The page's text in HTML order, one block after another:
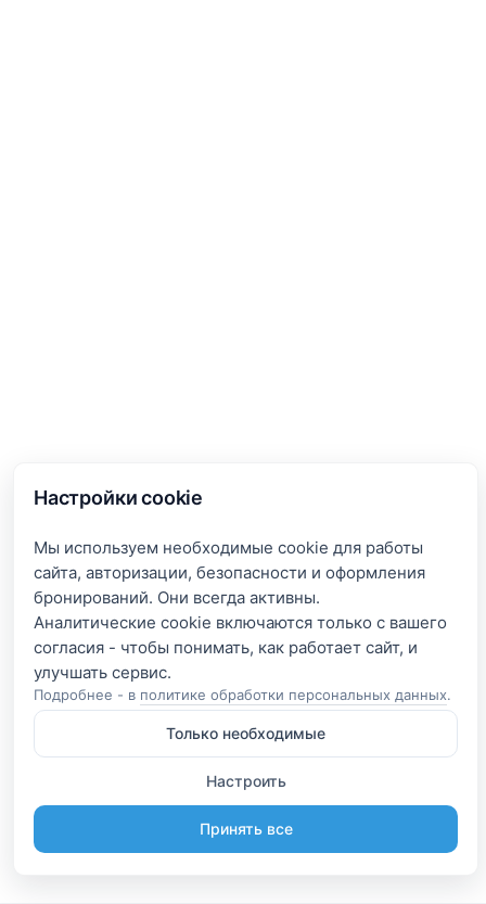
Настройки cookie
Мы используем необходимые cookie для работы
сайта, авторизации, безопасности и оформления
бронирований. Они всегда активны.
Аналитические cookie включаются только с вашего
согласия - чтобы понимать, как работает сайт, и
Подробнее - в политике обработки персональных данных.
Только необходимые
Настроить
Принять все